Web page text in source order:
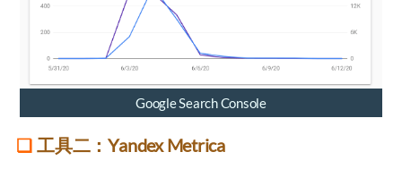
Google Search Console
工具二：Yandex Metrica